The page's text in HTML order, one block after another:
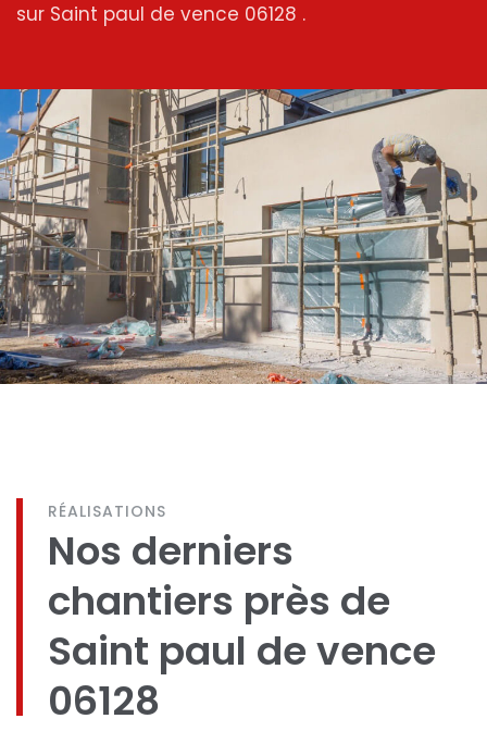
sur Saint paul de vence 06128 .
RÉALISATIONS
Nos derniers
chantiers près de
Saint paul de vence
06128